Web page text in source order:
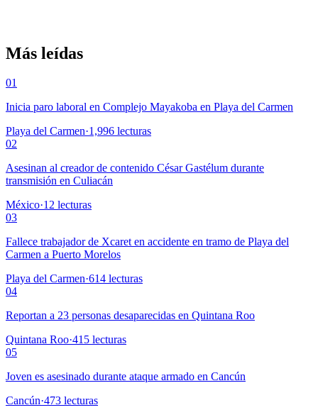
Más leídas
01
Inicia paro laboral en Complejo Mayakoba en Playa del Carmen
Playa del Carmen·1,996 lecturas
02
Asesinan al creador de contenido César Gastélum durante
transmisión en Culiacán
México·12 lecturas
03
Fallece trabajador de Xcaret en accidente en tramo de Playa del
Carmen a Puerto Morelos
Playa del Carmen·614 lecturas
04
Reportan a 23 personas desaparecidas en Quintana Roo
Quintana Roo·415 lecturas
05
Joven es asesinado durante ataque armado en Cancún
Cancún·473 lecturas